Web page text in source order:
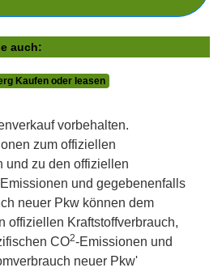
auch:
Kaufen oder leasen
vorbehalten.
zum offiziellen
und zu den offiziellen
und gegebenenfalls
neuer Pkw können dem
offiziellen Kraftstoffverbrauch,
CO2-Emissionen und
neuer Pkw'